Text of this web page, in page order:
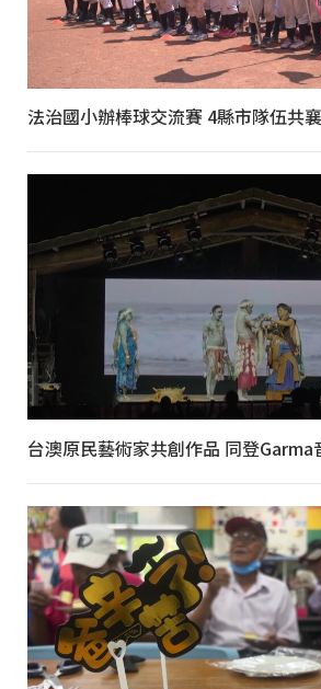
法治國小辦棒球交流賽 4縣市隊伍共
台澳原民藝術家共創作品 同登Garma